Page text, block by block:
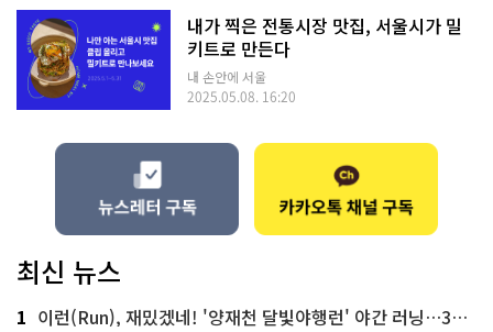
내가 찍은 전통시장 맛집, 서울시가 밀
키트로 만든다
내 손안에 서울
2025.05.08. 16:20
최신 뉴스
1 이런(Run), 재밌겠네! '양재천 달빛야행런' 야간 러닝…300명 모집